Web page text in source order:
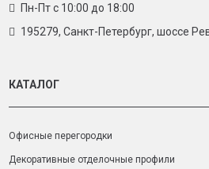
Пн-Пт с 10:00 до 18:00
195279, Санкт-Петербург, шоссе
КАТАЛОГ
Офисные перегородки
Декоративные отделочные профили